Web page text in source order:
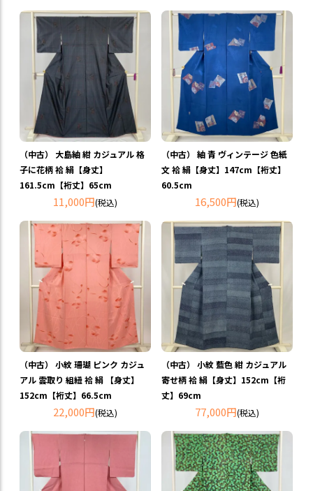
（中古） 大島紬 紺 カジュアル 格
子に花柄 袷 絹【身丈】
161.5cm【裄丈】65cm
11,000円(税込)
（中古） 紬 青 ヴィンテージ 色紙
文 袷 絹【身丈】147cm【裄丈】
60.5cm
16,500円(税込)
（中古） 小紋 珊瑚 ピンク カジュ
アル 雲取り 組紐 袷 絹 【身丈】
152cm【裄丈】66.5cm
22,000円(税込)
（中古） 小紋 藍色 紺 カジュアル
寄せ柄 袷 絹【身丈】152cm【裄
丈】69cm
77,000円(税込)